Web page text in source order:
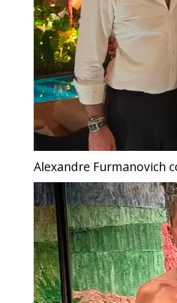
Alexandre Furmanovich